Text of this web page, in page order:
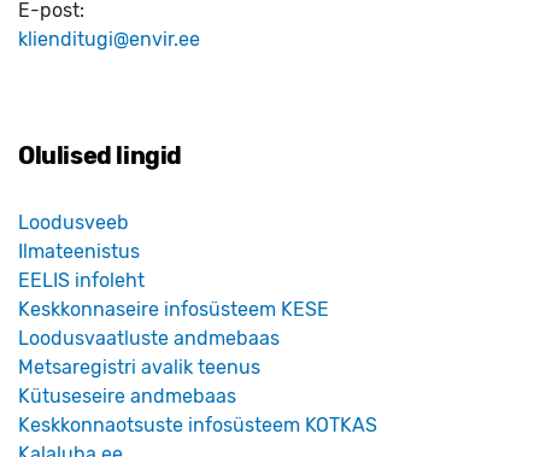
E-post:
klienditugi@envir.ee
Olulised lingid
Loodusveeb
Ilmateenistus
EELIS infoleht
Keskkonnaseire infosüsteem KESE
Loodusvaatluste andmebaas
Metsaregistri avalik teenus
Kütuseseire andmebaas
Keskkonnaotsuste infosüsteem KOTKAS